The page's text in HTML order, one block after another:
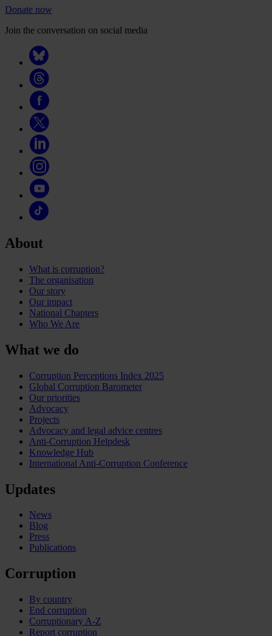
Donate now
Join the conversation on social media
About
What is corruption?
The organisation
Our story
Our impact
National Chapters
Who We Are
What we do
Corruption Perceptions Index 2025
Global Corruption Barometer
Our priorities
Advocacy
Projects
Advocacy and legal advice centres
Anti-Corruption Helpdesk
Knowledge Hub
International Anti-Corruption Conference
Updates
News
Blog
Press
Publications
Corruption
By country
End corruption
Corruptionary A-Z
Report corruption